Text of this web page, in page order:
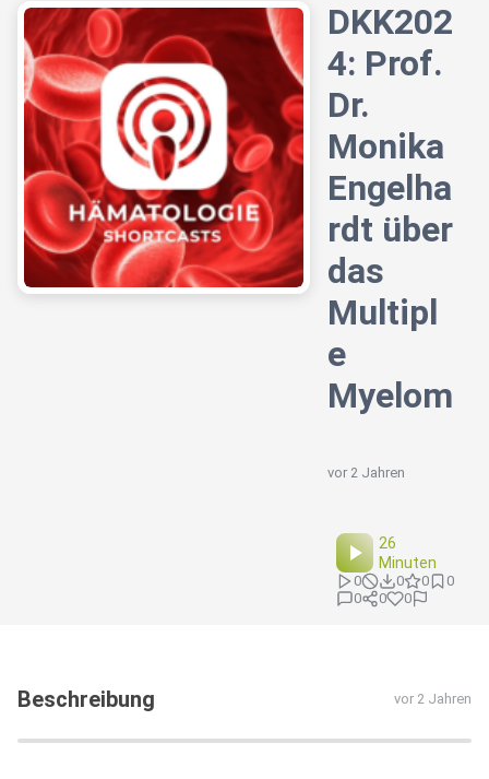
DKK202
4: Prof.
Dr.
Monika
Engelha
rdt über
das
Multipl
e
Myelom
vor 2 Jahren
26
Minuten
0 0 0
0
0
0 0
Beschreibung vor 2 Jahren